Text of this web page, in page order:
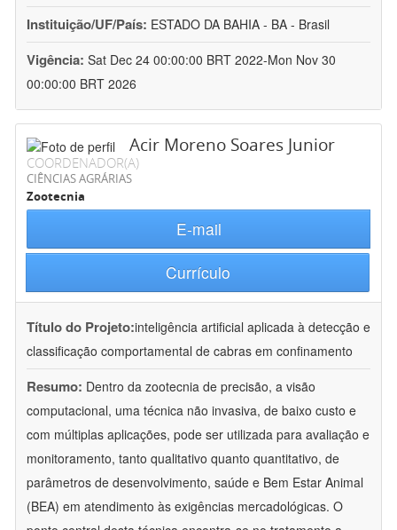
Instituição/UF/País: ESTADO DA BAHIA - BA - Brasil
Vigência: Sat Dec 24 00:00:00 BRT 2022-Mon Nov 30
00:00:00 BRT 2026
Acir Moreno Soares Junior
COORDENADOR(A)
CIÊNCIAS AGRÁRIAS
Zootecnia
E-mail
Currículo
Título do Projeto:inteligência artificial aplicada à detecção e
classificação comportamental de cabras em confinamento
Resumo: Dentro da zootecnia de precisão, a visão
computacional, uma técnica não invasiva, de baixo custo e
com múltiplas aplicações, pode ser utilizada para avaliação e
monitoramento, tanto qualitativo quanto quantitativo, de
parâmetros de desenvolvimento, saúde e Bem Estar Animal
(BEA) em atendimento às exigências mercadológicas. O